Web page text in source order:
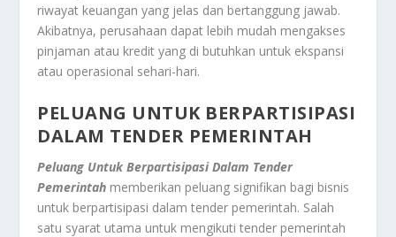
riwayat keuangan yang jelas dan bertanggung jawab.
Akibatnya, perusahaan dapat lebih mudah mengakses
pinjaman atau kredit yang di butuhkan untuk ekspansi
atau operasional sehari-hari.
PELUANG UNTUK BERPARTISIPASI
DALAM TENDER PEMERINTAH
Peluang Untuk Berpartisipasi Dalam Tender
Pemerintah memberikan peluang signifikan bagi bisnis
untuk berpartisipasi dalam tender pemerintah. Salah
satu syarat utama untuk mengikuti tender pemerintah